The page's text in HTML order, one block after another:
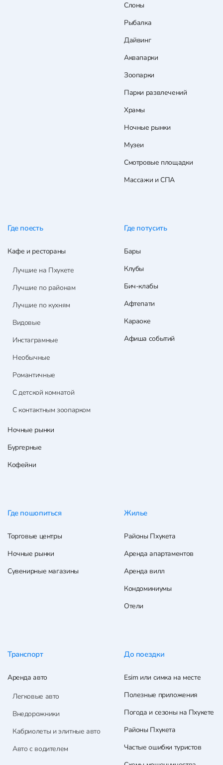
Слоны
Рыбалка
Дайвинг
Аквапарки
Зоопарки
Парки развлечений
Храмы
Ночные рынки
Музеи
Смотровые площадки
Массажи и СПА
Где поесть
Кафе и рестораны
Лучшие на Пхукете
Лучшие по районам
Лучшие по кухням
Видовые
Инстаграмные
Необычные
Романтичные
С детской комнатой
С контактным зоопарком
Ночные рынки
Бургерные
Кофейни
Где потусить
Бары
Клубы
Бич-клабы
Афтепати
Караоке
Афиша событий
Где пошопиться
Торговые центры
Ночные рынки
Сувенирные магазины
Жилье
Районы Пхукета
Аренда апартаментов
Аренда вилл
Кондоминиумы
Отели
Транспорт
Аренда авто
Легковые авто
Внедорожники
Кабриолеты и элитные авто
Авто с водителем
До поездки
Esim или симка на месте
Полезные приложения
Погода и сезоны на Пхукете
Районы Пхукета
Частые ошибки туристов